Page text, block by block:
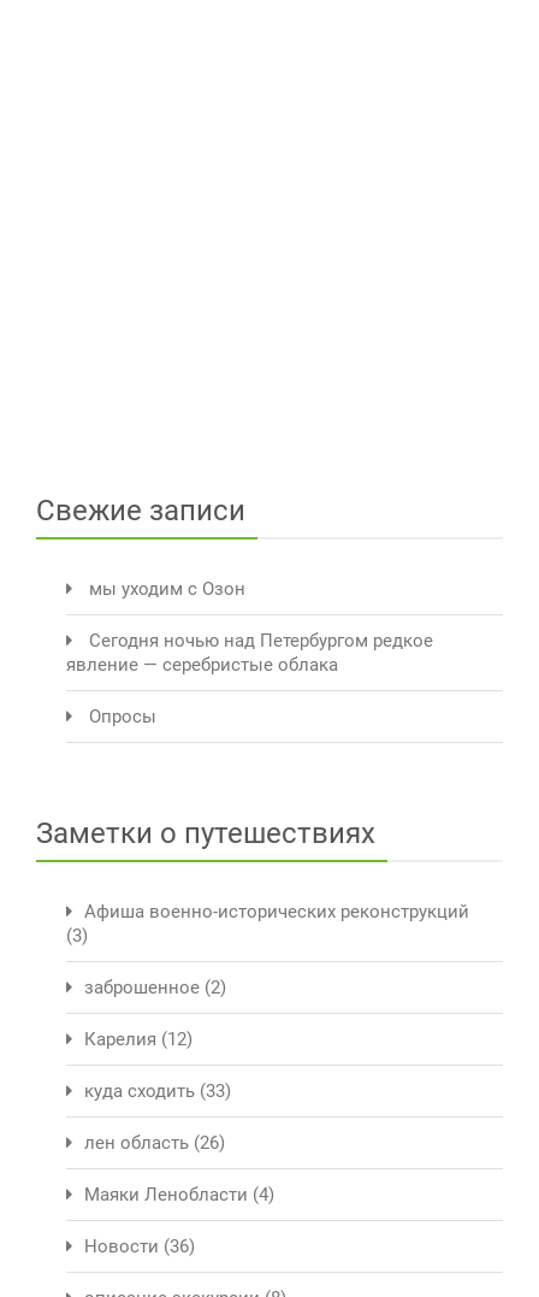
Свежие записи
мы уходим с Озон
Сегодня ночью над Петербургом редкое
явление — серебристые облака
Опросы
Заметки о путешествиях
Афиша военно-исторических реконструкций
(3)
заброшенное (2)
Карелия (12)
куда сходить (33)
лен область (26)
Маяки Ленобласти (4)
Новости (36)